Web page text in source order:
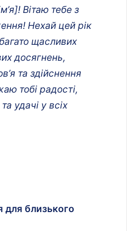
Вітаю тебе з
Нехай цей рік
щасливих
досягнень,
та здійснення
тобі радості,
удачі у всіх
для близького